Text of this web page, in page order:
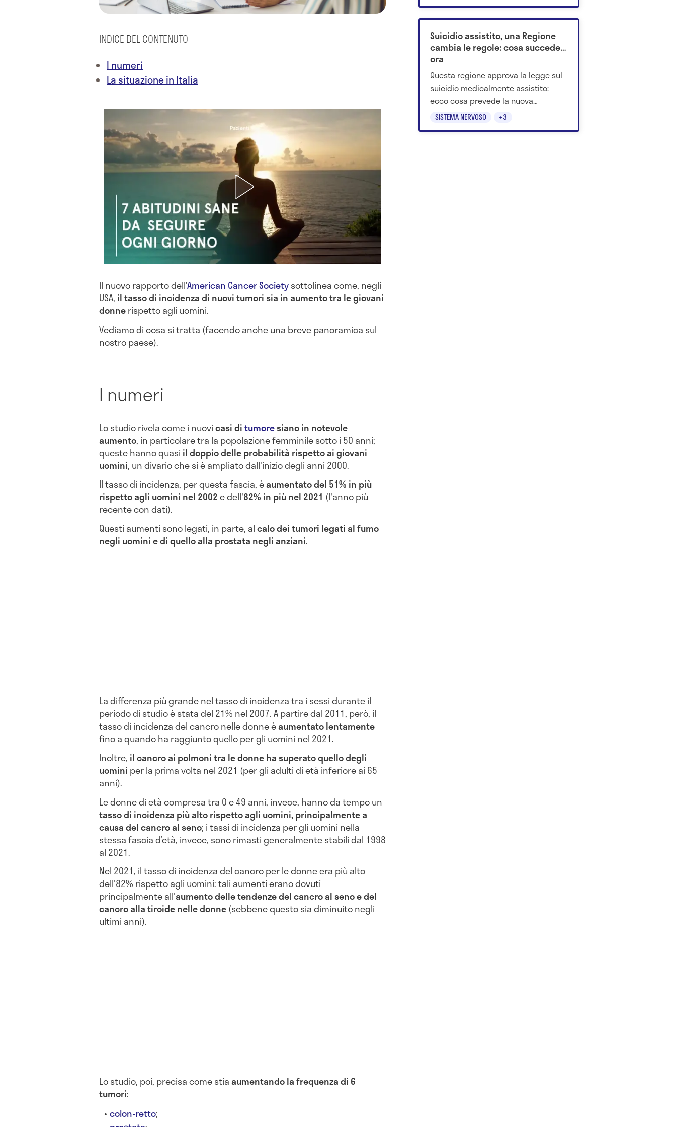
INDICE DEL CONTENUTO
I numeri
La situazione in Italia
Il nuovo rapporto dell’American Cancer Societysottolinea come, negli
USA, il tasso di incidenza di nuovi tumori sia in aumento tra le giovani
donnerispetto agli uomini.
Vediamo di cosa si tratta (facendo anche una breve panoramica sul
nostro paese).
I numeri
Lo studio rivela come i nuovicasi ditumoresiano in notevole
aumento, in particolare tra la popolazione femminile sotto i 50 anni;
queste hanno quasi il doppio delle probabilità rispetto ai giovani
uomini, un divario che si è ampliato dall'inizio degli anni 2000.
Il tasso di incidenza, per questa fascia, èaumentato del 51% in più
rispetto agli uomini nel 2002e dell'82% in più nel 2021 (l'anno più
recente con dati).
Questi aumenti sono legati, in parte, alcalo dei tumori legati al fumo
negli uomini e di quello alla prostata negli anziani.
La differenza più grande nel tasso di incidenza tra i sessi durante il
periodo di studio è stata del 21% nel 2007. A partire dal 2011, però, il
tasso di incidenza del cancro nelle donne èaumentato lentamente
fino a quando ha raggiunto quello per gli uomini nel 2021.
Inoltre, il cancro ai polmoni tra le donne ha superato quello degli
uomini per la prima volta nel 2021 (per gli adulti di età inferiore ai 65
anni).
Le donne di età compresa tra 0 e 49 anni, invece, hanno da tempo un
tasso di incidenza più alto rispetto agli uomini, principalmente a
causa del cancro al seno; i tassi di incidenza per gli uomini nella
stessa fascia d’età, invece, sono rimasti generalmente stabili dal 1998
al 2021.
Nel 2021, il tasso di incidenza del cancro per le donne era più alto
dell'82% rispetto agli uomini: tali aumenti erano dovuti
principalmente all'aumento delle tendenze del cancro al seno e del
cancro alla tiroide nelle donne(sebbene questo sia diminuito negli
ultimi anni).
Lo studio, poi, precisa come stiaaumentando la frequenza di 6
tumori:
colon-retto;
SISTEMA NERVOSO +3
Suicidio assistito, una Regione
cambia le regole: cosa succede
ora
Questa regione approva la legge sul
suicidio medicalmente assistito:
ecco cosa prevede la nuova
disciplina regionale sul fine vita.